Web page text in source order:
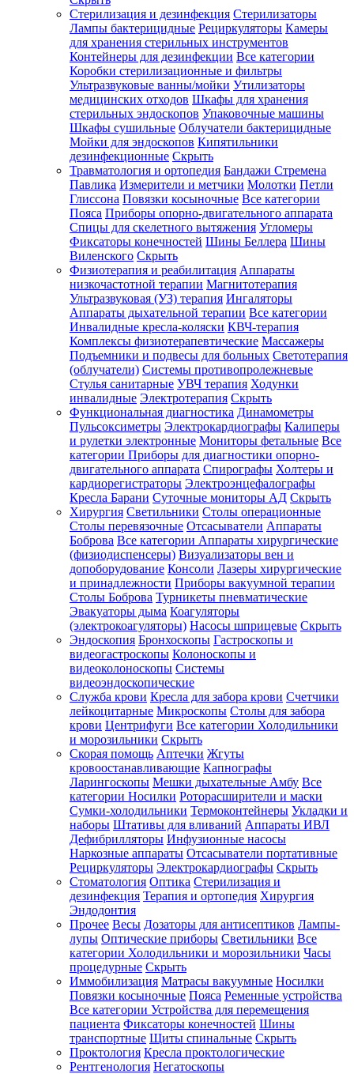
Стерилизация и дезинфекция Стерилизаторы
Лампы бактерицидные Рециркуляторы Камеры
для хранения стерильных инструментов
Контейнеры для дезинфекции Все категории
Коробки стерилизационные и фильтры
Ультразвуковые ванны/мойки Утилизаторы
медицинских отходов Шкафы для хранения
стерильных эндоскопов Упаковочные машины
Шкафы сушильные Облучатели бактерицидные
Мойки для эндоскопов Кипятильники
дезинфекционные Скрыть
Травматология и ортопедия Бандажи Стремена
Павлика Измерители и метчики Молотки Петли
Глиссона Повязки косыночные Все категории
Пояса Приборы опорно-двигательного аппарата
Спицы для скелетного вытяжения Угломеры
Фиксаторы конечностей Шины Беллера Шины
Виленского Скрыть
Физиотерапия и реабилитация Аппараты
низкочастотной терапии Магнитотерапия
Ультразвуковая (УЗ) терапия Ингаляторы
Аппараты дыхательной терапии Все категории
Инвалидные кресла-коляски КВЧ-терапия
Комплексы физиотерапевтические Массажеры
Подъемники и подвесы для больных Светотерапия
(облучатели) Системы противопролежневые
Стулья санитарные УВЧ терапия Ходунки
инвалидные Электротерапия Скрыть
Функциональная диагностика Динамометры
Пульсоксиметры Электрокардиографы Калиперы
и рулетки электронные Мониторы фетальные Все
категории Приборы для диагностики опорно-
двигательного аппарата Спирографы Холтеры и
кардиорегистраторы Электроэнцефалографы
Кресла Барани Суточные мониторы АД Скрыть
Хирургия Светильники Столы операционные
Столы перевязочные Отсасыватели Аппараты
Боброва Все категории Аппараты хирургические
(физиодиспенсеры) Визуализаторы вен и
допоборудование Консоли Лазеры хирургические
и принадлежности Приборы вакуумной терапии
Столы Боброва Турникеты пневматические
Эвакуаторы дыма Коагуляторы
(электрокоагуляторы) Насосы шприцевые Скрыть
Эндоскопия Бронхоскопы Гастроскопы и
видеогастроскопы Колоноскопы и
видеоколоноскопы Системы
видеоэндоскопические
Служба крови Кресла для забора крови Счетчики
лейкоцитарные Микроскопы Столы для забора
крови Центрифуги Все категории Холодильники
и морозильники Скрыть
Скорая помощь Аптечки Жгуты
кровоостанавливающие Капнографы
Ларингоскопы Мешки дыхательные Амбу Все
категории Носилки Роторасширители и маски
Сумки-холодильники Термоконтейнеры Укладки и
наборы Штативы для вливаний Аппараты ИВЛ
Дефибрилляторы Инфузионные насосы
Наркозные аппараты Отсасыватели портативные
Рециркуляторы Электрокардиографы Скрыть
Стоматология Оптика Стерилизация и
дезинфекция Терапия и ортопедия Хирургия
Эндодонтия
Прочее Весы Дозаторы для антисептиков Лампы-
лупы Оптические приборы Светильники Все
категории Холодильники и морозильники Часы
процедурные Скрыть
Иммобилизация Матрасы вакуумные Носилки
Повязки косыночные Пояса Ременные устройства
Все категории Устройства для перемещения
пациента Фиксаторы конечностей Шины
транспортные Щиты спинальные Скрыть
Проктология Кресла проктологические
Рентгенология Негатоскопы